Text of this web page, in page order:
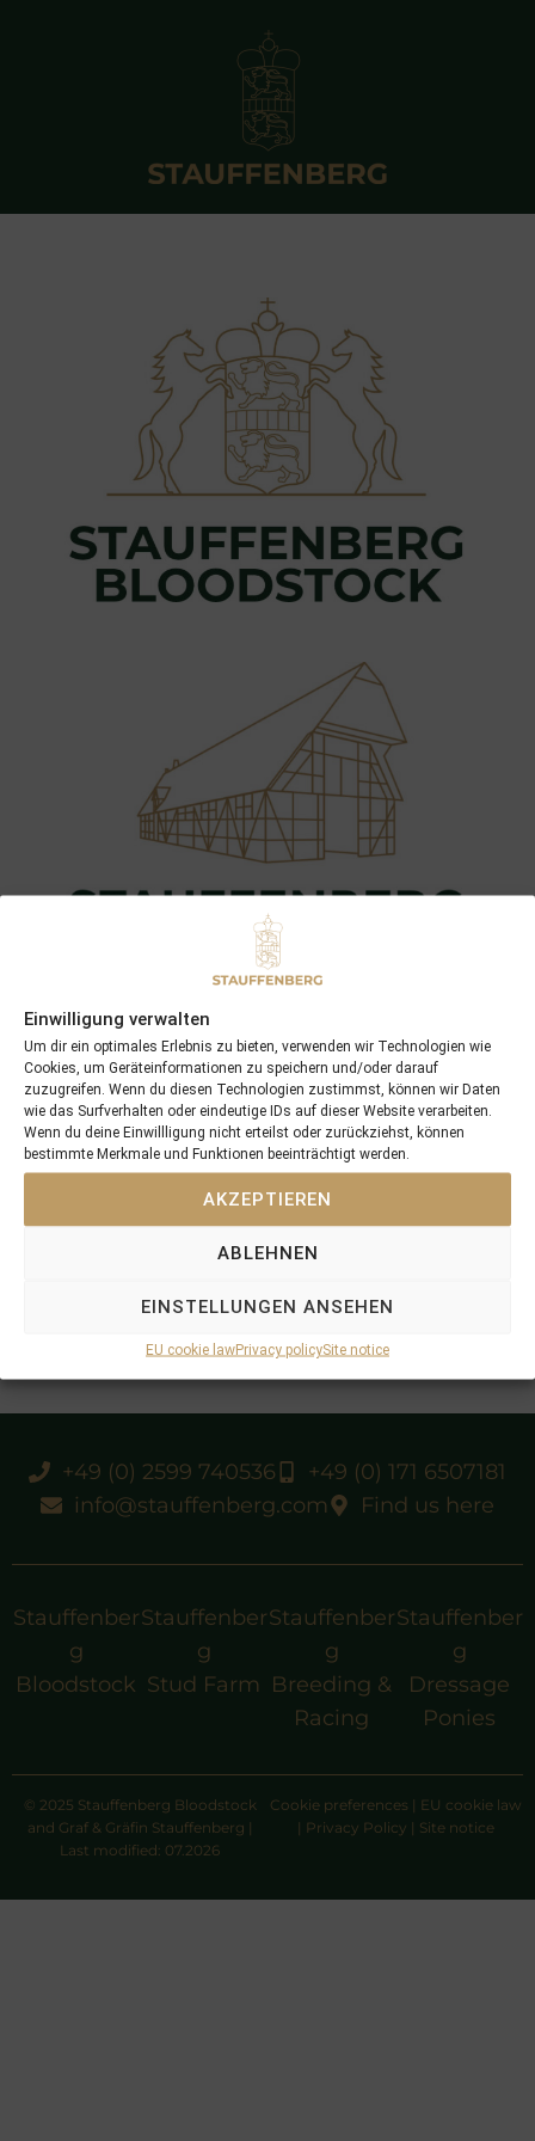
Einwilligung verwalten
Um dir ein optimales Erlebnis zu bieten, verwenden wir Technologien wie
Cookies, um Geräteinformationen zu speichern und/oder darauf
zuzugreifen. Wenn du diesen Technologien zustimmst, können wir Daten
wie das Surfverhalten oder eindeutige IDs auf dieser Website verarbeiten.
Wenn du deine Einwillligung nicht erteilst oder zurückziehst, können
bestimmte Merkmale und Funktionen beeinträchtigt werden.
AKZEPTIEREN
ABLEHNEN
EINSTELLUNGEN ANSEHEN
EU cookie lawPrivacy policySite notice
+49 (0) 2599 740536
+49 (0) 171 6507181
info@stauffenberg.com
Find us here
Stauffenber
g
Bloodstock
Stauffenber
g
Stud Farm
Stauffenber
g
Breeding &
Racing
Stauffenber
g
Dressage
Ponies
© 2025 Stauffenberg Bloodstock
and Graf & Gräfin Stauffenberg |
Last modified: 07.2026
Cookie preferences | EU cookie law
| Privacy Policy | Site notice